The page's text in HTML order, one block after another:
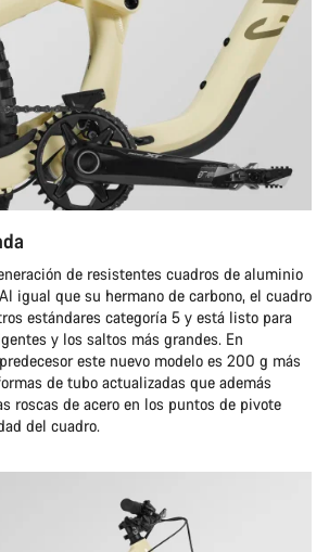
de resistentes cuadros de aluminio
igual que su hermano de carbono, el cuadro
estándares categoría 5 y está listo para
y los saltos más grandes. En
este nuevo modelo es 200 g más
de tubo actualizadas que además
roscas de acero en los puntos de pivote
del cuadro.